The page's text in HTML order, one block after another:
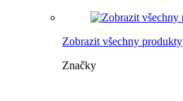
Zobrazit všechny produkty
Značky